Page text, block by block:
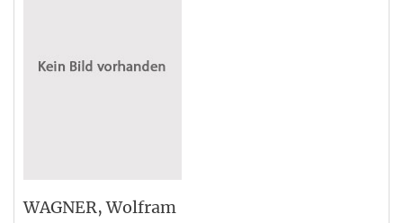
WAGNER, Wolfram